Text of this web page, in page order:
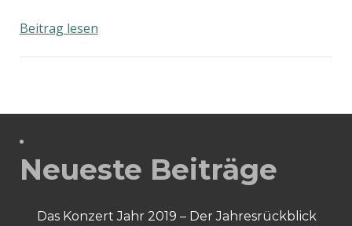
Beitrag lesenLa
Neueste Beiträge
Das Konzert Jahr 2019 – Der Jahresrückblick